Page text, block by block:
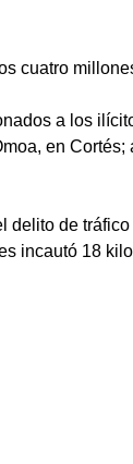
cuatro
a los
en Cortés;
delito de
incautó 18